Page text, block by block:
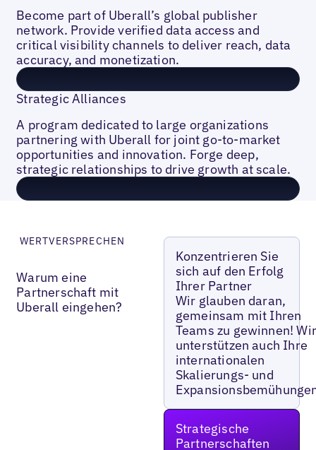
Become part of Uberall’s global publisher
network. Provide verified data access and
critical visibility channels to deliver reach, data
accuracy, and monetization.
Strategic Alliances
A program dedicated to large organizations
partnering with Uberall for joint go-to-market
opportunities and innovation. Forge deep,
strategic relationships to drive growth at scale.
WERTVERSPRECHEN
Warum eine
Partnerschaft mit
Uberall eingehen?
Konzentrieren Sie
sich auf den Erfolg
Ihrer Partner
Wir glauben daran,
gemeinsam mit Ihren
Teams zu gewinnen! Wir
unterstützen auch Ihre
internationalen
Skalierungs- und
Strategische
Partnerschaften